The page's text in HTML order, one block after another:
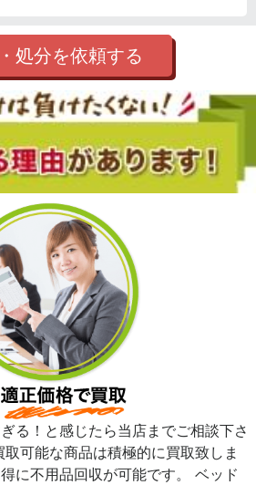
処分を依頼する
る！と感じたら当店までご相談下さ
可能な商品は積極的に買取致しま
に不用品回収が可能です。 ベッド